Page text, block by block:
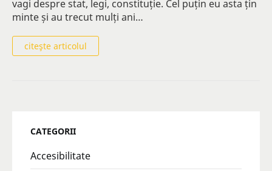
vagi despre stat, legi, constituție. Cel puțin eu asta țin
minte și au trecut mulți ani…
citeşte articolul
CATEGORII
Accesibilitate